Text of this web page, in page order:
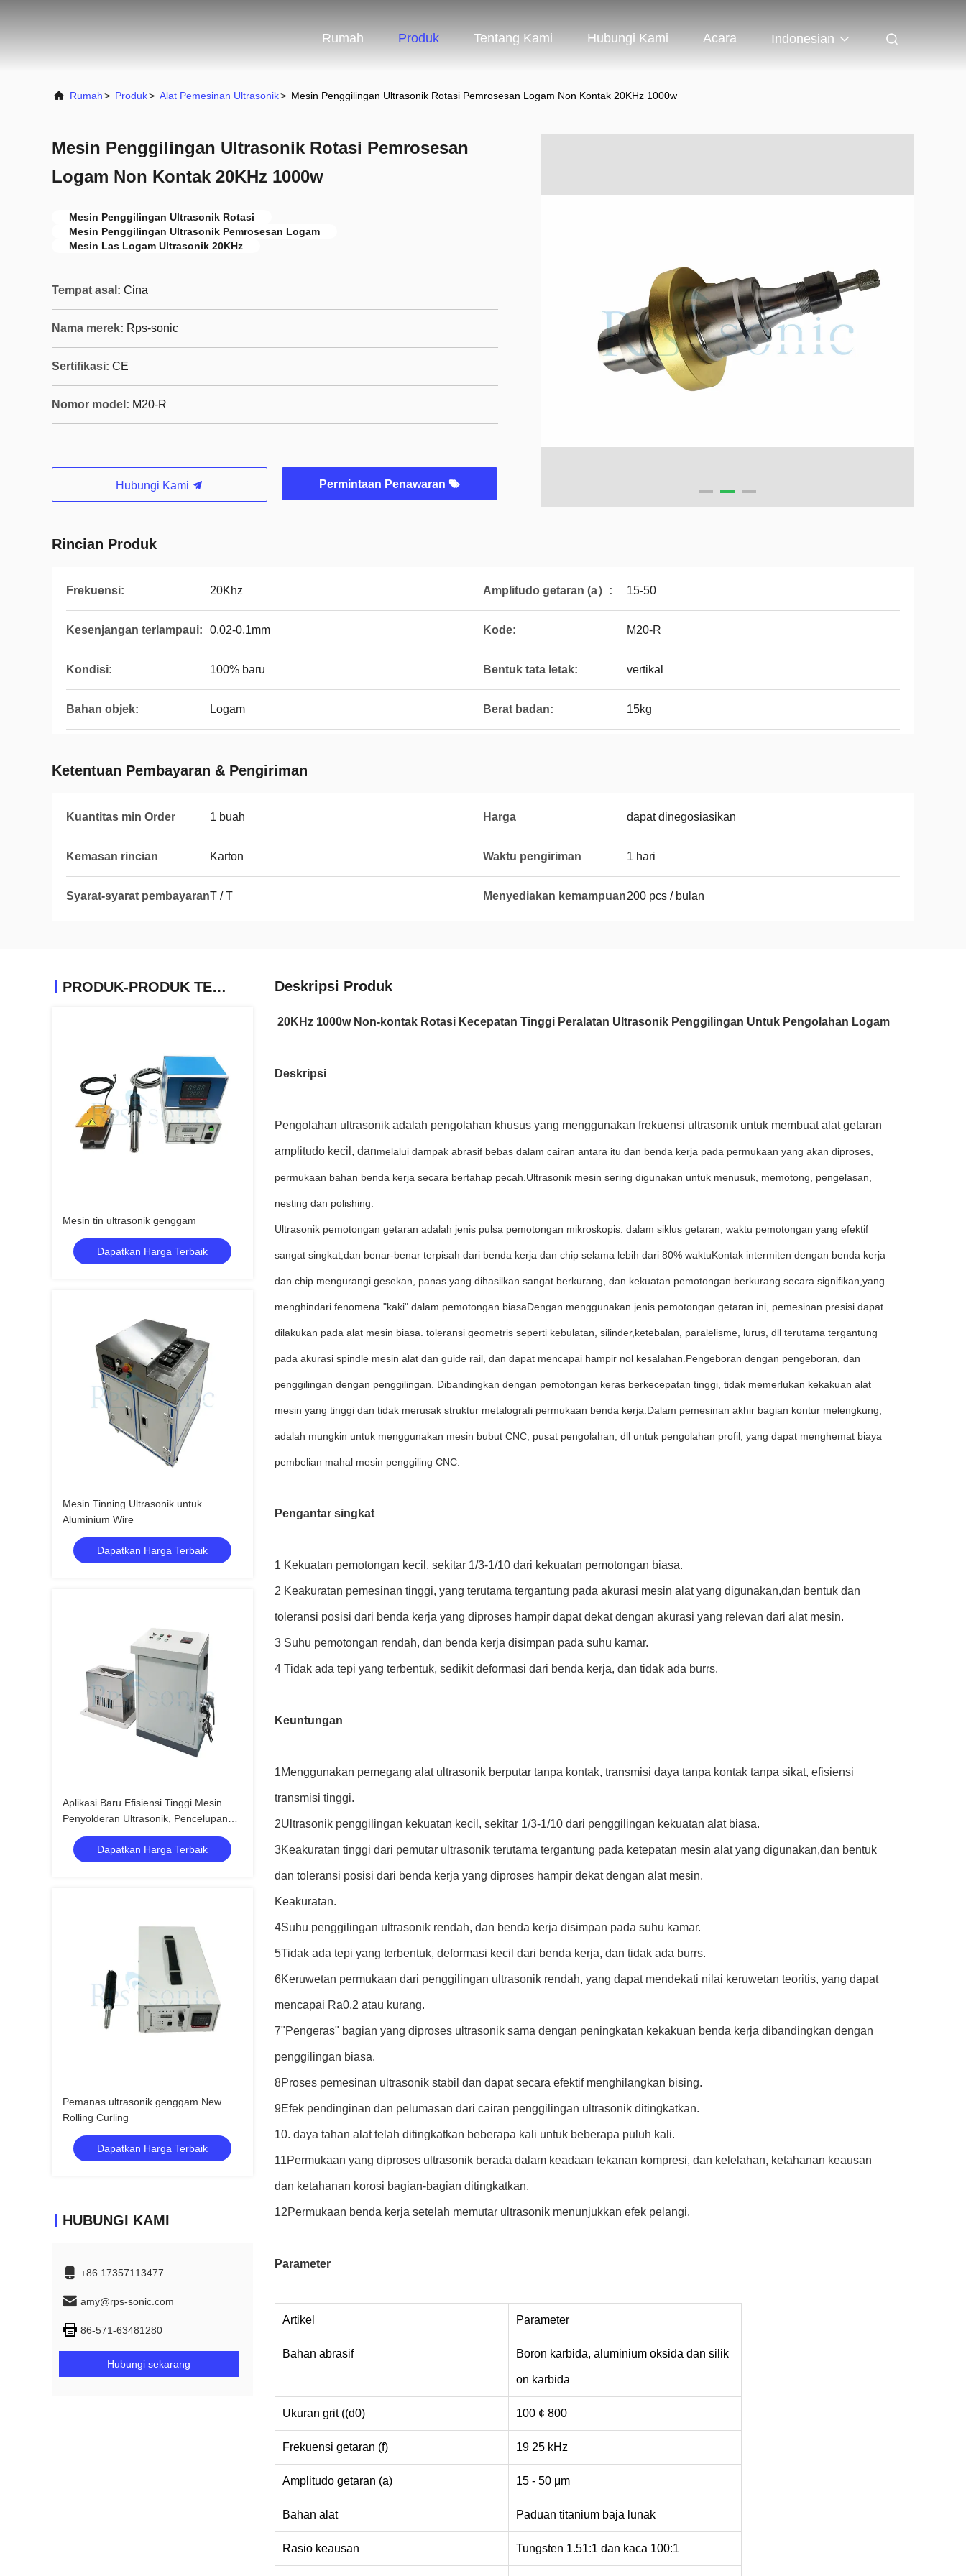
Rumah Produk Tentang Kami Hubungi Kami Acara Indonesian
Rumah> Produk> Alat Pemesinan Ultrasonik> Mesin Penggilingan Ultrasonik Rotasi Pemrosesan Logam Non Kontak 20KHz 1000w
Mesin Penggilingan Ultrasonik Rotasi Pemrosesan
Logam Non Kontak 20KHz 1000w
Mesin Penggilingan Ultrasonik Rotasi
Mesin Penggilingan Ultrasonik Pemrosesan Logam
Mesin Las Logam Ultrasonik 20KHz
Tempat asal: Cina
Nama merek: Rps-sonic
Sertifikasi: CE
Nomor model: M20-R
Hubungi Kami Permintaan Penawaran
Rincian Produk
Frekuensi: 20Khz Amplitudo getaran (a）: 15-50
Kesenjangan terlampaui: 0,02-0,1mm Kode: M20-R
Kondisi: 100% baru Bentuk tata letak: vertikal
Bahan objek: Logam Berat badan: 15kg
Ketentuan Pembayaran & Pengiriman
Kuantitas min Order 1 buah Harga dapat dinegosiasikan
Kemasan rincian Karton Waktu pengiriman 1 hari
Syarat-syarat pembayaranT / T Menyediakan kemampuan200 pcs / bulan
PRODUK-PRODUK TERKAIT
Mesin tin ultrasonik genggam
Dapatkan Harga Terbaik
Mesin Tinning Ultrasonik untuk
Aluminium Wire
Dapatkan Harga Terbaik
Aplikasi Baru Efisiensi Tinggi Mesin
Penyolderan Ultrasonik, Pencelupan
Ultrasonik, dan Penyolderan
Dapatkan Harga Terbaik
Pemanas ultrasonik genggam New
Rolling Curling
Dapatkan Harga Terbaik
HUBUNGI KAMI
+86 17357113477
amy@rps-sonic.com
86-571-63481280
Hubungi sekarang
Deskripsi Produk
20KHz 1000w Non-kontak Rotasi Kecepatan Tinggi Peralatan Ultrasonik Penggilingan Untuk Pengolahan Logam
Deskripsi
Pengolahan ultrasonik adalah pengolahan khusus yang menggunakan frekuensi ultrasonik untuk membuat alat getaran
amplitudo kecil, danmelalui dampak abrasif bebas dalam cairan antara itu dan benda kerja pada permukaan yang akan diproses,
permukaan bahan benda kerja secara bertahap pecah.Ultrasonik mesin sering digunakan untuk menusuk, memotong, pengelasan,
nesting dan polishing.
Ultrasonik pemotongan getaran adalah jenis pulsa pemotongan mikroskopis. dalam siklus getaran, waktu pemotongan yang efektif
sangat singkat,dan benar-benar terpisah dari benda kerja dan chip selama lebih dari 80% waktuKontak intermiten dengan benda kerja
dan chip mengurangi gesekan, panas yang dihasilkan sangat berkurang, dan kekuatan pemotongan berkurang secara signifikan,yang
menghindari fenomena "kaki" dalam pemotongan biasaDengan menggunakan jenis pemotongan getaran ini, pemesinan presisi dapat
dilakukan pada alat mesin biasa. toleransi geometris seperti kebulatan, silinder,ketebalan, paralelisme, lurus, dll terutama tergantung
pada akurasi spindle mesin alat dan guide rail, dan dapat mencapai hampir nol kesalahan.Pengeboran dengan pengeboran, dan
penggilingan dengan penggilingan. Dibandingkan dengan pemotongan keras berkecepatan tinggi, tidak memerlukan kekakuan alat
mesin yang tinggi dan tidak merusak struktur metalografi permukaan benda kerja.Dalam pemesinan akhir bagian kontur melengkung,
adalah mungkin untuk menggunakan mesin bubut CNC, pusat pengolahan, dll untuk pengolahan profil, yang dapat menghemat biaya
pembelian mahal mesin penggiling CNC.
Pengantar singkat
1 Kekuatan pemotongan kecil, sekitar 1/3-1/10 dari kekuatan pemotongan biasa.
2 Keakuratan pemesinan tinggi, yang terutama tergantung pada akurasi mesin alat yang digunakan,dan bentuk dan
toleransi posisi dari benda kerja yang diproses hampir dapat dekat dengan akurasi yang relevan dari alat mesin.
3 Suhu pemotongan rendah, dan benda kerja disimpan pada suhu kamar.
4 Tidak ada tepi yang terbentuk, sedikit deformasi dari benda kerja, dan tidak ada burrs.
Keuntungan
1Menggunakan pemegang alat ultrasonik berputar tanpa kontak, transmisi daya tanpa kontak tanpa sikat, efisiensi
transmisi tinggi.
2Ultrasonik penggilingan kekuatan kecil, sekitar 1/3-1/10 dari penggilingan kekuatan alat biasa.
3Keakuratan tinggi dari pemutar ultrasonik terutama tergantung pada ketepatan mesin alat yang digunakan,dan bentuk
dan toleransi posisi dari benda kerja yang diproses hampir dekat dengan alat mesin.
Keakuratan.
4Suhu penggilingan ultrasonik rendah, dan benda kerja disimpan pada suhu kamar.
5Tidak ada tepi yang terbentuk, deformasi kecil dari benda kerja, dan tidak ada burrs.
6Keruwetan permukaan dari penggilingan ultrasonik rendah, yang dapat mendekati nilai keruwetan teoritis, yang dapat
mencapai Ra0,2 atau kurang.
7"Pengeras" bagian yang diproses ultrasonik sama dengan peningkatan kekakuan benda kerja dibandingkan dengan
penggilingan biasa.
8Proses pemesinan ultrasonik stabil dan dapat secara efektif menghilangkan bising.
9Efek pendinginan dan pelumasan dari cairan penggilingan ultrasonik ditingkatkan.
10. daya tahan alat telah ditingkatkan beberapa kali untuk beberapa puluh kali.
11Permukaan yang diproses ultrasonik berada dalam keadaan tekanan kompresi, dan kelelahan, ketahanan keausan
dan ketahanan korosi bagian-bagian ditingkatkan.
12Permukaan benda kerja setelah memutar ultrasonik menunjukkan efek pelangi.
Parameter
Artikel Parameter
Bahan abrasif Boron karbida, aluminium oksida dan silik
on karbida
Ukuran grit ((d0) 100 ¢ 800
Frekuensi getaran (f) 19 25 kHz
Amplitudo getaran (a) 15 - 50 μm
Bahan alat Paduan titanium baja lunak
Rasio keausan Tungsten 1.51:1 dan kaca 100:1